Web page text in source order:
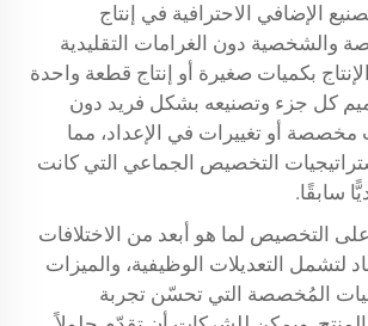
الإضافي الاحترافية في إنتاج
والشخصية دون الغرامات التقليدية
بكميات صغيرة أو إنتاج قطعة واحدة
كل جزء وتصنيعه بشكل فريد دون
مخصصة أو تغييرات في الإعداد، مما
التخصيص الجماعي التي كانت
سابقًا.
التخصيص لما هو أبعد من الاختلافات
لتشمل التعديلات الوظيفية، والميزات
المُخصصة التي تحسّن تجربة